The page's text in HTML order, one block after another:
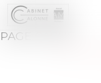
PAGE CACHÉ